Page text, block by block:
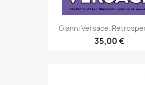
Gianni Versace.
35,00 €